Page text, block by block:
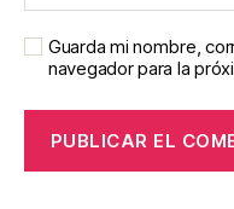
Guarda mi nombre,
navegador para la